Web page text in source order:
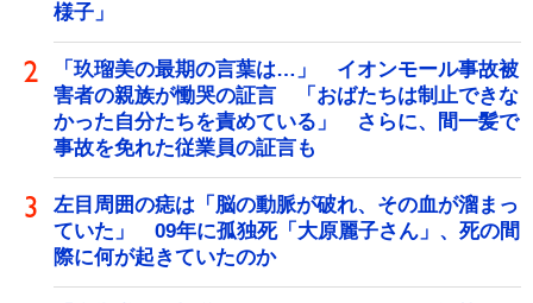
様子」
「玖瑠美の最期の言葉は…」 イオンモール事故被
害者の親族が慟哭の証言 「おばたちは制止できな
かった自分たちを責めている」 さらに、間一髪で
事故を免れた従業員の証言も
左目周囲の痣は「脳の動脈が破れ、その血が溜まっ
ていた」 09年に孤独死「大原麗子さん」、死の間
際に何が起きていたのか